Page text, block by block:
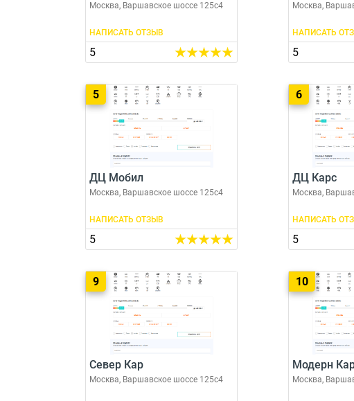
Москва, Варшавское шоссе 125с4
НАПИСАТЬ ОТЗЫВ
5
Москва,
НАПИСАТЬ
5
5
ДЦ Мобил
Москва, Варшавское шоссе 125с4
НАПИСАТЬ ОТЗЫВ
5
6
ДЦ Карс
Москва,
НАПИСАТЬ
5
9
Север Кар
Москва, Варшавское шоссе 125с4
10
Модерн
Москва,